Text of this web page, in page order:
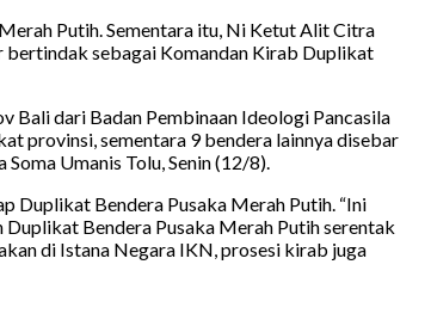
Putih. Sementara itu, Ni Ketut Alit Citra
bertindak sebagai Komandan Kirab Duplikat
Bali dari Badan Pembinaan Ideologi Pancasila
provinsi, sementara 9 bendera lainnya disebar
Umanis Tolu, Senin (12/8).
Duplikat Bendera Pusaka Merah Putih. “Ini
Duplikat Bendera Pusaka Merah Putih serentak
di Istana Negara IKN, prosesi kirab juga